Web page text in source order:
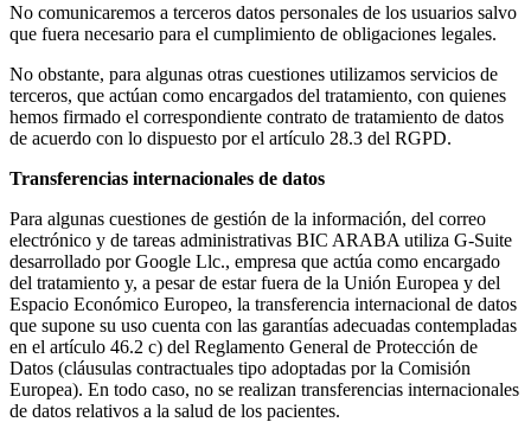
No comunicaremos a terceros datos personales de los usuarios salvo
que fuera necesario para el cumplimiento de obligaciones legales.
No obstante, para algunas otras cuestiones utilizamos servicios de
terceros, que actúan como encargados del tratamiento, con quienes
hemos firmado el correspondiente contrato de tratamiento de datos
de acuerdo con lo dispuesto por el artículo 28.3 del RGPD.
Transferencias internacionales de datos
Para algunas cuestiones de gestión de la información, del correo
electrónico y de tareas administrativas BIC ARABA utiliza G-Suite
desarrollado por Google Llc., empresa que actúa como encargado
del tratamiento y, a pesar de estar fuera de la Unión Europea y del
Espacio Económico Europeo, la transferencia internacional de datos
que supone su uso cuenta con las garantías adecuadas contempladas
en el artículo 46.2 c) del Reglamento General de Protección de
Datos (cláusulas contractuales tipo adoptadas por la Comisión
Europea). En todo caso, no se realizan transferencias internacionales
de datos relativos a la salud de los pacientes.